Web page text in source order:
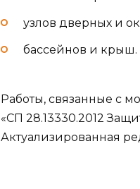
узлов дверных и
бассейнов и крыш.
Работы, связанные с
«СП 28.13330.2012
Актуализированная